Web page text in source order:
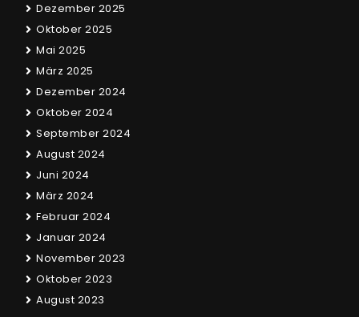
Dezember 2025
Oktober 2025
Mai 2025
März 2025
Dezember 2024
Oktober 2024
September 2024
August 2024
Juni 2024
März 2024
Februar 2024
Januar 2024
November 2023
Oktober 2023
August 2023